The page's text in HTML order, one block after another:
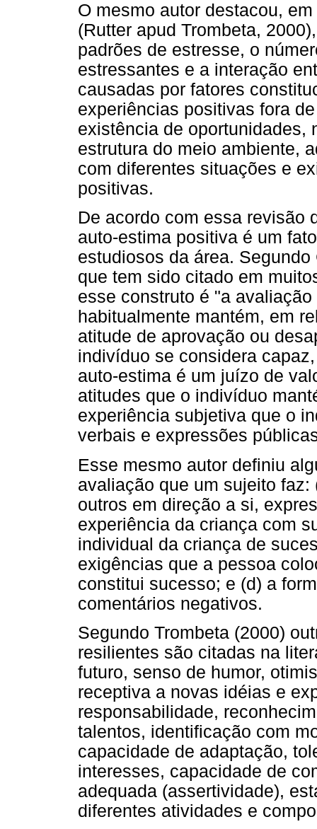
O mesmo autor destacou,
(Rutter apud Trombeta,
padrões de estresse, o
estressantes e a interação
causadas por fatores
experiências positivas fora
existência de oportunidades,
estrutura do meio ambiente,
com diferentes situações e
positivas.
De acordo com essa revisão
auto-estima positiva é um
estudiosos da área.
que tem sido citado em
esse construto é "a
habitualmente mantém, em
atitude de aprovação ou
indivíduo se considera
auto-estima é um juízo de
atitudes que o indivíduo
experiência subjetiva que o
verbais e expressões
Esse mesmo autor definiu
avaliação que um sujeito
outros em direção a si,
experiência da criança com
individual da criança de
exigências que a pessoa
constitui sucesso; e (d) a
comentários negativos.
Segundo Trombeta (2000)
resilientes são citadas na
futuro, senso de humor,
receptiva a novas idéias e
responsabilidade,
talentos, identificação com
capacidade de adaptação,
interesses, capacidade de
adequada (assertividade),
diferentes atividades e